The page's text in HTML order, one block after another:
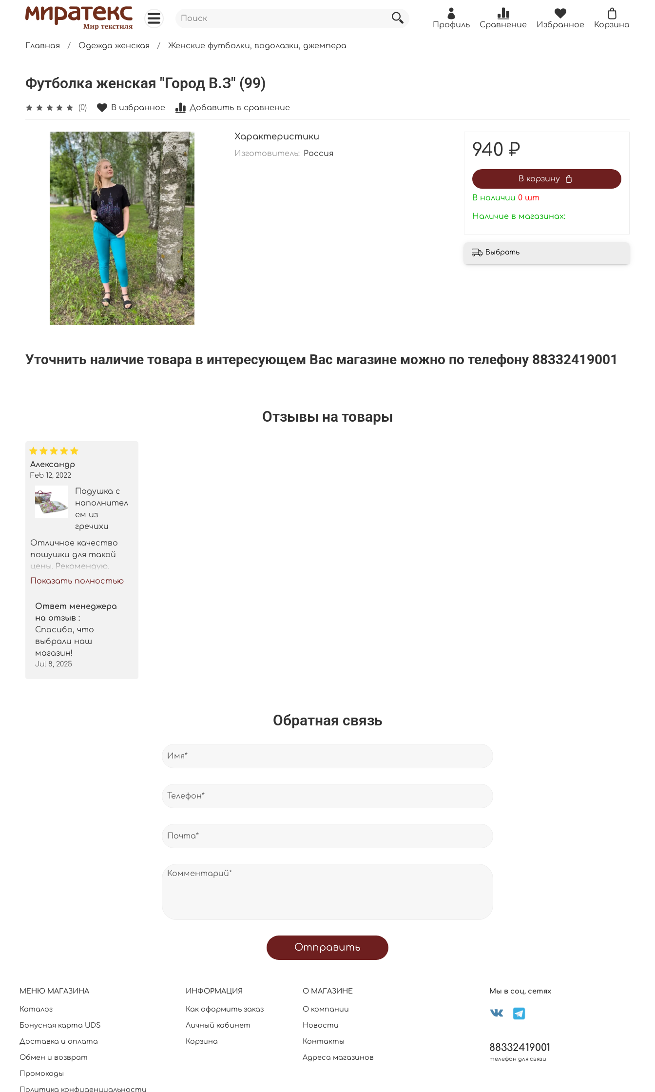
Профиль Сравнение Избранное Корзина
Главная Одежда женская Женские футболки, водолазки, джемпера
Футболка женская "Город В.З" (99)
(0) В избранное Добавить в сравнение
Характеристики
Изготовитель: Россия 940 ₽
В корзину
В наличии 0 шт
Наличие в магазинах:
Выбрать
Уточнить наличие товара в интересующем Вас магазине можно по телефону 88332419001
Отзывы на товары
Александр
Feb 12, 2022
Подушка с
наполнител
ем из
гречихи
Отличное качество
пошушки для такой
цены. Рекомендую.
Показать полностью
Ответ менеджера
на отзыв :
Спасибо, что
выбрали наш
магазин!
Jul 8, 2025
Обратная связь
Отправить
МЕНЮ МАГАЗИНА
Каталог
Бонусная карта UDS
Доставка и оплата
Обмен и возврат
Промокоды
Политика конфиденциальности
ИНФОРМАЦИЯ
Как оформить заказ
Личный кабинет
Корзина
О МАГАЗИНЕ
О компании
Новости
Контакты
Адреса магазинов
Мы в соц. сетях
88332419001
телефон для связи